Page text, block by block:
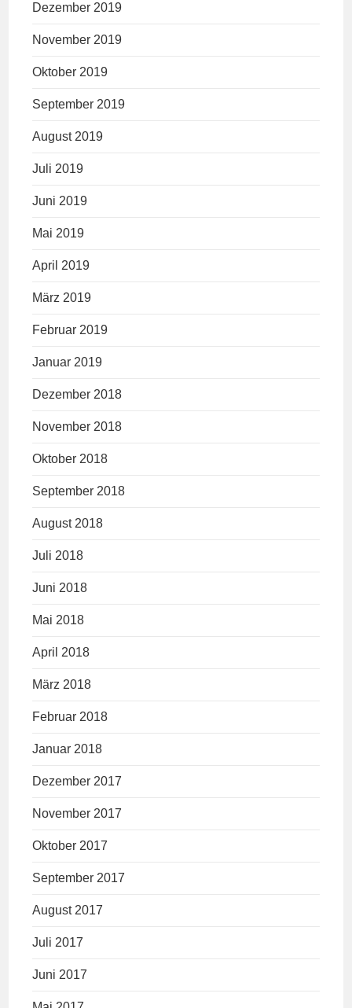
Dezember 2019
November 2019
Oktober 2019
September 2019
August 2019
Juli 2019
Juni 2019
Mai 2019
April 2019
März 2019
Februar 2019
Januar 2019
Dezember 2018
November 2018
Oktober 2018
September 2018
August 2018
Juli 2018
Juni 2018
Mai 2018
April 2018
März 2018
Februar 2018
Januar 2018
Dezember 2017
November 2017
Oktober 2017
September 2017
August 2017
Juli 2017
Juni 2017